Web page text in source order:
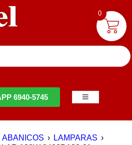
6940-5745
ABANICOS › LAMPARAS ›
0